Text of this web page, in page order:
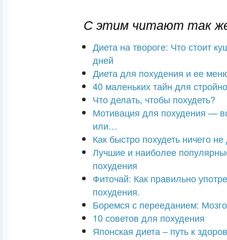
С этим читают так
Диета на твороге: Что стоит
дней
Диета для похудения и ее
40 маленьких тайн для
Что делать, чтобы похудеть?
Мотивация для похудения —
или…
Как быстро похудеть ничего
Лучшие и наиболее
похудения
Фиточай: Как правильно
похудения.
Боремся с перееданием:
10 советов для похудения
Японская диета – путь к